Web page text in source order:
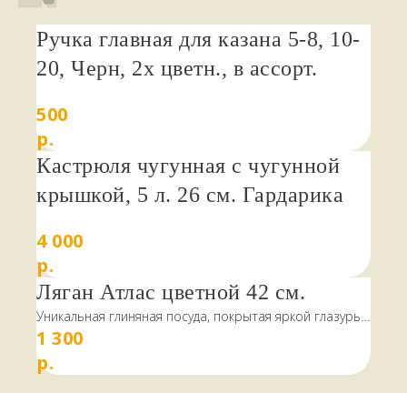
Ручка главная для казана 5-8, 10-
20, Черн, 2х цветн., в ассорт.
500
р.
Кастрюля чугунная с чугунной
крышкой, 5 л. 26 см. Гардарика
4 000
р.
Ляган Атлас цветной 42 см.
Уникальная глиняная посуда, покрытая яркой глазурью
и замысловатыми узорами. Эти предметы, созданные
в самом сердце керамического искусства – Риштане,
станут прекрасным подарком для всех, кто ценит
1 300
р.